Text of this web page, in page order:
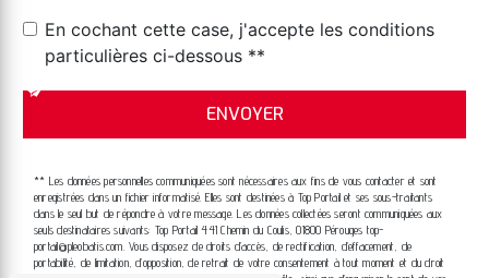
En cochant cette case, j'accepte les conditions
particulières ci-dessous **
ENVOYER
** Les données personnelles communiquées sont nécessaires aux fins de vous contacter et sont
enregistrées dans un fichier informatisé. Elles sont destinées à Top Portail et ses sous-traitants
dans le seul but de répondre à votre message. Les données collectées seront communiquées aux
seuls destinataires suivants: Top Portail 441 Chemin du Coulis, 01800 Pérouges top-
portail@pleobatis.com. Vous disposez de droits d’accès, de rectification, d’effacement, de
portabilité, de limitation, d’opposition, de retrait de votre consentement à tout moment et du droit